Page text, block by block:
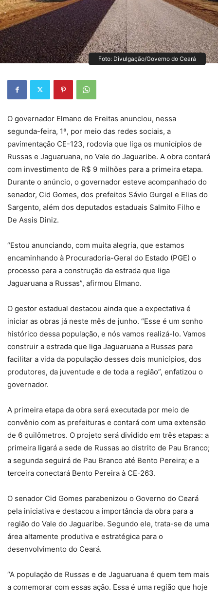
Foto: Divulgação/Governo do Ceará
O governador Elmano de Freitas anunciou, nessa
segunda-feira, 1º, por meio das redes sociais, a
pavimentação CE-123, rodovia que liga os municípios de
Russas e Jaguaruana, no Vale do Jaguaribe. A obra contará
com investimento de R$ 9 milhões para a primeira etapa.
Durante o anúncio, o governador esteve acompanhado do
senador, Cid Gomes, dos prefeitos Sávio Gurgel e Elias do
Sargento, além dos deputados estaduais Salmito Filho e
De Assis Diniz.
“Estou anunciando, com muita alegria, que estamos
encaminhando à Procuradoria-Geral do Estado (PGE) o
processo para a construção da estrada que liga
Jaguaruana a Russas”, afirmou Elmano.
O gestor estadual destacou ainda que a expectativa é
iniciar as obras já neste mês de junho. “Esse é um sonho
histórico dessa população, e nós vamos realizá-lo. Vamos
construir a estrada que liga Jaguaruana a Russas para
facilitar a vida da população desses dois municípios, dos
produtores, da juventude e de toda a região”, enfatizou o
governador.
A primeira etapa da obra será executada por meio de
convênio com as prefeituras e contará com uma extensão
de 6 quilômetros. O projeto será dividido em três etapas: a
primeira ligará a sede de Russas ao distrito de Pau Branco;
a segunda seguirá de Pau Branco até Bento Pereira; e a
terceira conectará Bento Pereira à CE-263.
O senador Cid Gomes parabenizou o Governo do Ceará
pela iniciativa e destacou a importância da obra para a
região do Vale do Jaguaribe. Segundo ele, trata-se de uma
área altamente produtiva e estratégica para o
desenvolvimento do Ceará.
“A população de Russas e de Jaguaruana é quem tem mais
a comemorar com essas ação. Essa é uma região que hoje